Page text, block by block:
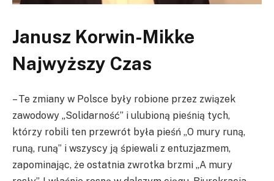
Janusz Korwin-Mikke
Najwyższy Czas
– Te zmiany w Polsce były robione przez związek
zawodowy „Solidarność” i ulubioną pieśnią tych,
którzy robili ten przewrót była pieśń „O mury runą,
runą, runą” i wszyscy ją śpiewali z entuzjazmem,
zapominając, że ostatnia zwrotka brzmi „A mury